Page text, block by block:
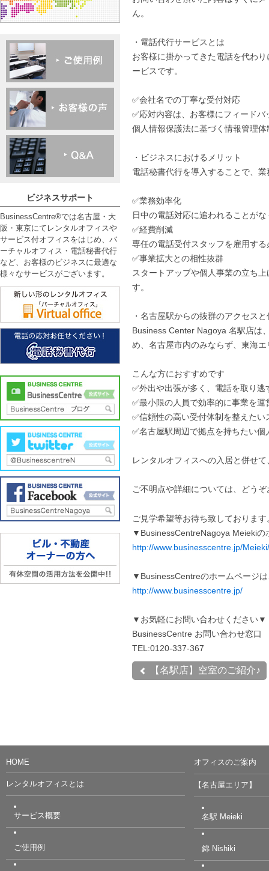
ん。
・電話代行サービスとは
お客様に掛かってきた電話を代わ
ービスです。
✅会社名での丁寧な受付対応
✅応対内容は、お客様にフィードバ
個人情報保護法に基づく情報管理
・ビジネスにおけるメリット
電話秘書代行を導入することで、
✅業務効率化
日中の電話対応に追われることが
✅経費削減
専任の電話受付スタッフを雇用す
✅事業拡大との相性抜群
スタートアップや個人事業の立ち
す。
・名古屋駅からの抜群のアクセス
Business Center Nagoya 名駅店は
め、名古屋市内のみならず、東海
こんな方におすすめです
✅外出や出張が多く、電話を取り逃
✅最小限の人員で効率的に事業を運
✅信頼性の高い受付体制を整えた
✅名古屋駅周辺で拠点を持ちたい
レンタルオフィスへの入居と併せ
ご不明点や詳細については、どう
ご見学希望等お待ち致しております
▼BusinessCentreNagoya Meieki
http://www.businesscentre.jp/Meieki/
▼BusinessCentreのホームページ
http://www.businesscentre.jp/
▼お気軽にお問い合わせください▼
BusinessCentre お問い合わせ窓口
TEL:0120-337-367
【名駅店】空室のご紹介♪
ビジネスサポート
BusinessCentre®では名古屋・大
阪・東京にてレンタルオフィスや
サービス付オフィスをはじめ、バ
ーチャルオフィス・電話秘書代行
など、お客様のビジネスに最適な
様々なサービスがございます。
HOME
レンタルオフィスとは
サービス概要
ご使用例
オフィスのご案内
【名古屋エリア】
名駅 Meieki
錦 Nishiki